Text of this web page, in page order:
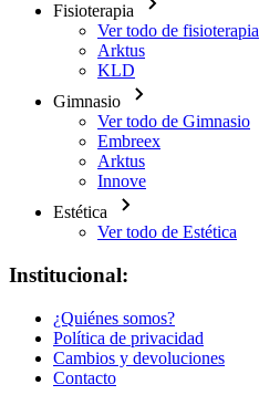
Fisioterapia
Ver todo de fisioterapia
Arktus
KLD
Gimnasio
Ver todo de Gimnasio
Embreex
Arktus
Innove
Estética
Ver todo de Estética
Institucional:
¿Quiénes somos?
Política de privacidad
Cambios y devoluciones
Contacto